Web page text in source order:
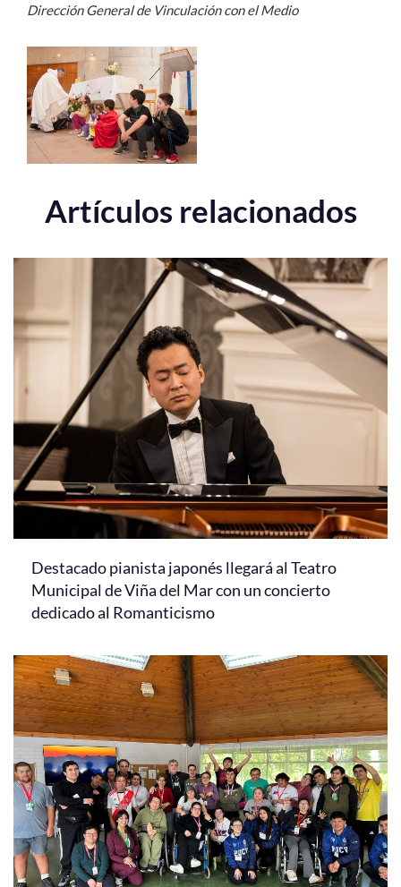
Dirección General de Vinculación con el Medio
Artículos relacionados
Destacado pianista japonés llegará al Teatro
Municipal de Viña del Mar con un concierto
dedicado al Romanticismo